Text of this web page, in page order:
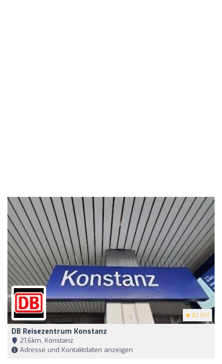
2.1 (34)
DB Reisezentrum Konstanz
21,6km, Konstanz
Adresse und Kontaktdaten anzeigen